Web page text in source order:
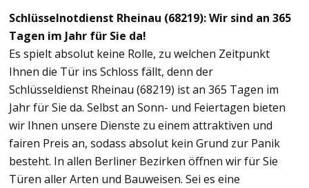
Schlüsselnotdienst Rheinau (68219): Wir sind an 365
Tagen im Jahr für Sie da!
Es spielt absolut keine Rolle, zu welchen Zeitpunkt
Ihnen die Tür ins Schloss fällt, denn der
Schlüsseldienst Rheinau (68219) ist an 365 Tagen im
Jahr für Sie da. Selbst an Sonn- und Feiertagen bieten
wir Ihnen unsere Dienste zu einem attraktiven und
fairen Preis an, sodass absolut kein Grund zur Panik
besteht. In allen Berliner Bezirken öffnen wir für Sie
Türen aller Arten und Bauweisen. Sei es eine